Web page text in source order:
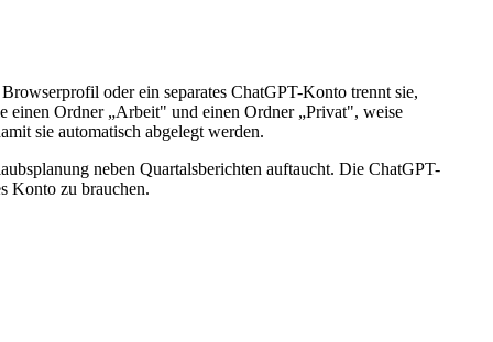
oder ein separates ChatGPT-Konto trennt sie,
einen Ordner „Arbeit" und einen Ordner „Privat", weise
sie automatisch abgelegt werden.
neben Quartalsberichten auftaucht. Die ChatGPT-
Konto zu brauchen.